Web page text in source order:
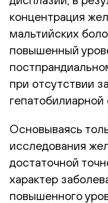
концентрация
мальтийских
повышенный
при отсутствии
гепатобилиарной
Основываясь
исследования
достаточной
характер
повышенного